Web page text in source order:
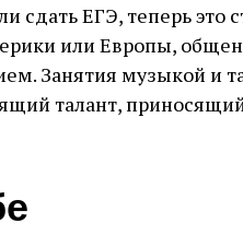
сдать ЕГЭ, теперь это
или Европы,
Занятия музыкой и
талант,